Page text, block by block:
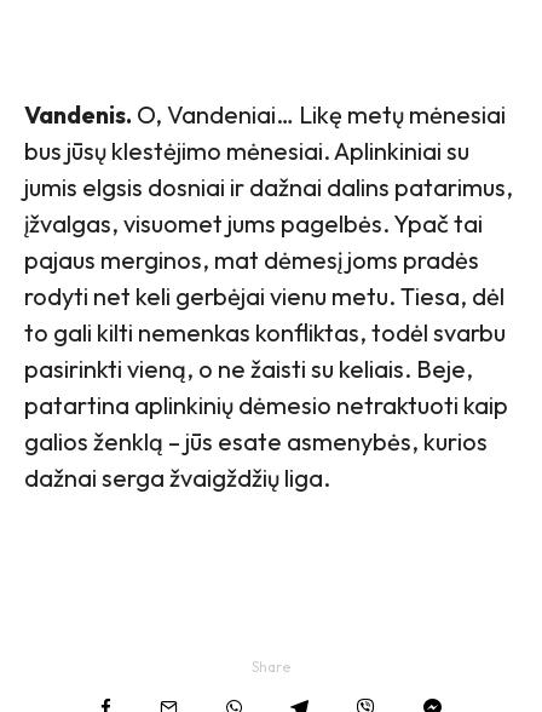
Vandenis. O, Vandeniai… Likę metų mėnesiai
bus jūsų klestėjimo mėnesiai. Aplinkiniai su
jumis elgsis dosniai ir dažnai dalins patarimus,
įžvalgas, visuomet jums pagelbės. Ypač tai
pajaus merginos, mat dėmesį joms pradės
rodyti net keli gerbėjai vienu metu. Tiesa, dėl
to gali kilti nemenkas konfliktas, todėl svarbu
pasirinkti vieną, o ne žaisti su keliais. Beje,
patartina aplinkinių dėmesio netraktuoti kaip
galios ženklą – jūs esate asmenybės, kurios
dažnai serga žvaigždžių liga.
Share